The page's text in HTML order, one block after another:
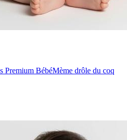
Premium BébéMème drôle du coq